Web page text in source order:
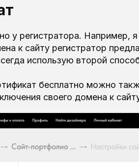
у регистратора. Например, я
к сайту регистратор
использую второй
бесплатно можно
своего домена к